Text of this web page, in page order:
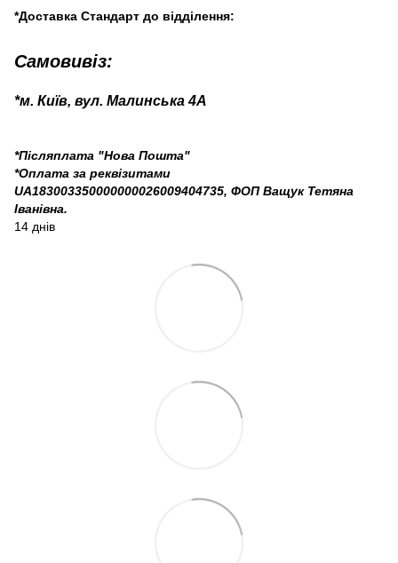
*Доставка Стандарт до відділення:
Самовивіз:
*м. Київ, вул. Малинська 4А
*Післяплата "Нова Пошта"
*Оплата за реквізитами
UA183003350000000026009404735, ФОП Ващук Тетяна
Іванівна.
14 днів